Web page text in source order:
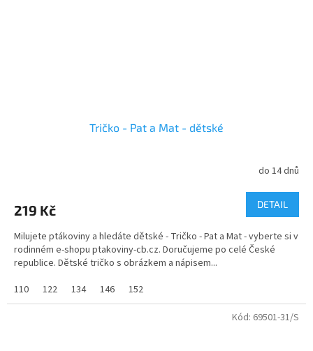
Tričko - Pat a Mat - dětské
do 14 dnů
219 Kč DETAIL
Milujete ptákoviny a hledáte dětské - Tričko - Pat a Mat - vyberte si v
rodinném e-shopu ptakoviny-cb.cz. Doručujeme po celé České
republice. Dětské tričko s obrázkem a nápisem...
110
122 134 146 152
Kód: 69501-31/S